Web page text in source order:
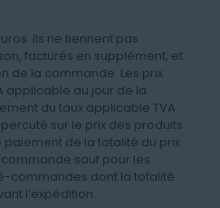
Ils ne tiennent pas
facturés en supplément, et
de la commande. Les prix
applicable au jour de la
du taux applicable TVA
sur le prix des produits
paiement de la totalité du prix
sauf pour les
commandes dont la totalité
l’expédition.